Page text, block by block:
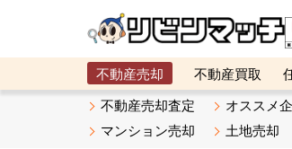
不動産売却 不動産買取
メタ住宅展示場
ベスト不動産
不動産売却査定 オススメ
マンション売却
土地売却